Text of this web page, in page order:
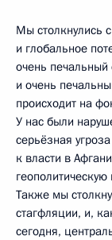
Мы столкнулись
и глобальное
очень печальный
и очень
происходит на
У нас были
серьёзная
к власти в
Также мы
стагфляции, и,
сегодня,